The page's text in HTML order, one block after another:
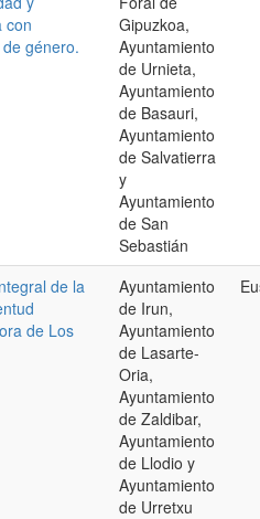
con
género.
Gipuzkoa,
Ayuntamiento
de Urnieta,
Ayuntamiento
de Basauri,
Ayuntamiento
de Salvatierra
y
Ayuntamiento
de San
Sebastián
de la
de Los
Ayuntamiento
de Irun,
Ayuntamiento
de Lasarte-
Oria,
Ayuntamiento
de Zaldibar,
Ayuntamiento
de Llodio y
Ayuntamiento
de Urretxu